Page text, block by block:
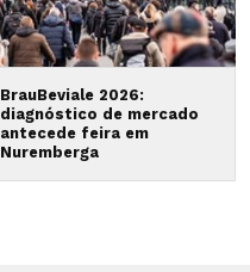
BrauBeviale 2026:
diagnóstico de mercado
antecede feira em
Nuremberga